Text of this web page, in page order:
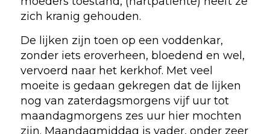
zich kranig gehouden.
De lijken zijn toen op een voddenkar,
zonder iets eroverheen, bloedend en wel,
vervoerd naar het kerkhof. Met veel
moeite is gedaan gekregen dat de lijken
nog van zaterdagsmorgens vijf uur tot
maandagmorgens zes uur hier mochten
zijn. Maandagmiddag is vader, onder zeer